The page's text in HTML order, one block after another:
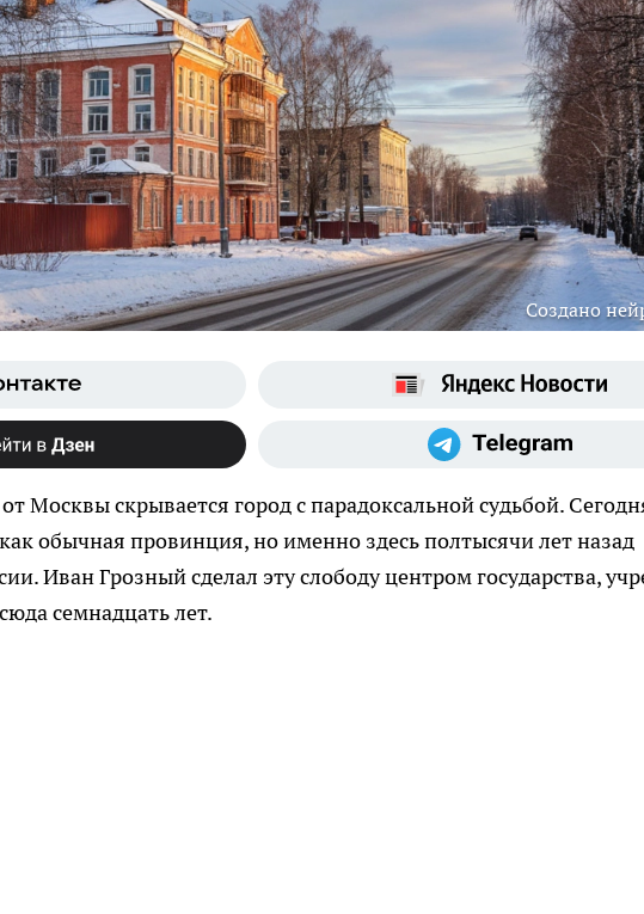
Создано
от Москвы скрывается город с парадоксальной судьбой.
обычная провинция, но именно здесь полтысячи лет назад
Иван Грозный сделал эту слободу центром государства,
семнадцать лет.